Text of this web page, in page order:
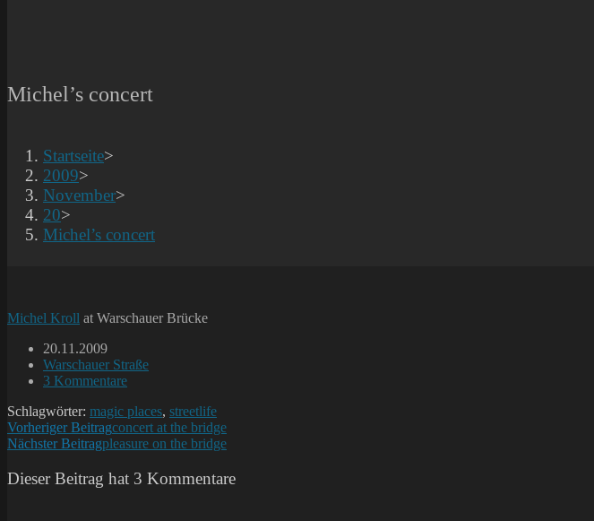
Michel’s concert
Startseite>
2009>
November>
20>
Michel’s concert
Michel Kroll at Warschauer Brücke
Beitrag
veröffentlicht:
20.11.2009
Beitrags-
Kategorie:
Warschauer Straße
Beitrags-
3 Kommentare
Schlagwörter: magic places, streetlife
Weitere
Artikel
ansehen
Vorheriger Beitragconcert at the bridge
Nächster Beitragpleasure on the bridge
Dieser Beitrag hat 3 Kommentare